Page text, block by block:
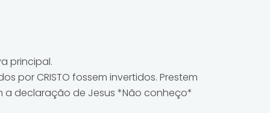
principal.
por CRISTO fossem invertidos. Prestem
a declaração de Jesus *Não conheço*